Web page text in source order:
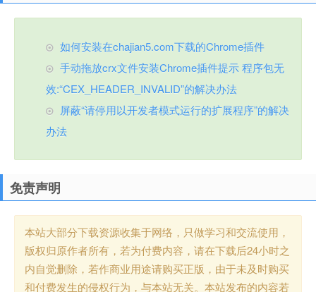
如何安装在chajian5.com下载的Chrome插件
手动拖放crx文件安装Chrome插件提示 程序包无
效:“CEX_HEADER_INVALID”的解决办法
屏蔽“请停用以开发者模式运行的扩展程序”的解决
办法
免责声明
本站大部分下载资源收集于网络，只做学习和交流使用，
版权归原作者所有，若为付费内容，请在下载后24小时之
内自觉删除，若作商业用途请购买正版，由于未及时购买
和付费发生的侵权行为，与本站无关。本站发布的内容若